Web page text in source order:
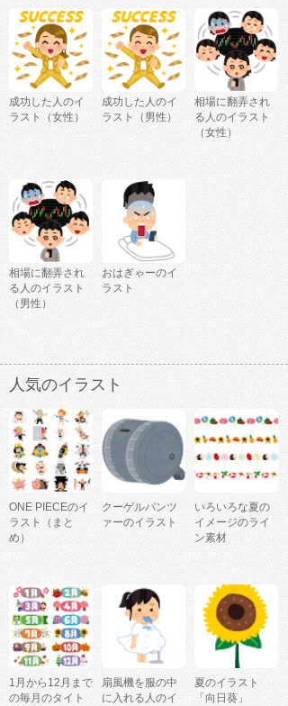
成功した人のイ
ラスト（女性）
成功した人のイ
ラスト（男性）
相場に翻弄され
る人のイラスト
（女性）
相場に翻弄され
る人のイラスト
（男性）
おはぎゃーのイ
ラスト
人気のイラスト
ONE PIECEのイ
ラスト（まと
め）
クーゲルパンツ
ァーのイラスト
いろいろな夏の
イメージのライ
ン素材
1月から12月まで
の毎月のタイト
扇風機を服の中
に入れる人のイ
夏のイラスト
「向日葵」